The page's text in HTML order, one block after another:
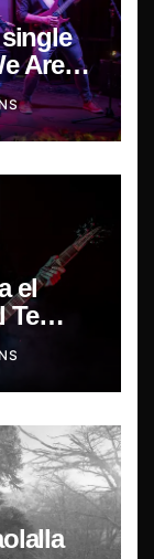
Are
Chile y
el
Te
de